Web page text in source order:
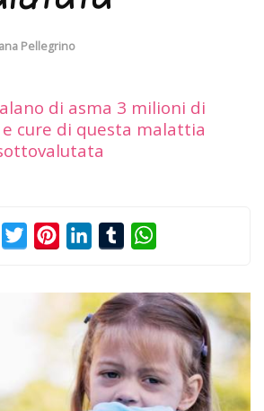
Pellegrino
di asma 3 milioni di
e cure di questa malattia
FacebookTwitterPinterestLinkedInTumblr